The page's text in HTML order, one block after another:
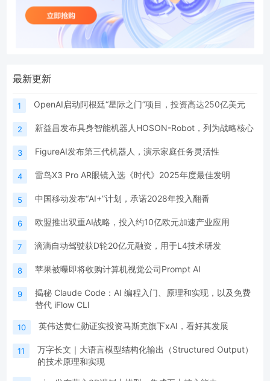
最新更新
1 OpenAI启动阿根廷“星际之门”项目，投资高达250亿美元
2 新益昌发布具身智能机器人HOSON-Robot，列为战略核心
3 FigureAI发布第三代机器人，演示家庭任务灵活性
4 雷鸟X3 Pro AR眼镜入选《时代》2025年度最佳发明
5 中国移动发布“AI+”计划，承诺2028年投入翻番
6 欧盟推出双重AI战略，投入约10亿欧元加速产业应用
7 滴滴自动驾驶获D轮20亿元融资，用于L4技术研发
8 苹果被曝即将收购计算机视觉公司Prompt AI
9
揭秘 Claude Code：AI 编程入门、原理和实现，以及免费
替代 iFlow CLI
10 英伟达黄仁勋证实投资马斯克旗下xAI，看好其发展
11
万字长文｜大语言模型结构化输出（Structured Output）
的技术原理和实现